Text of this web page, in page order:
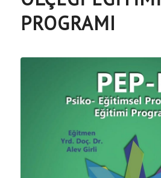
PROGRAMI